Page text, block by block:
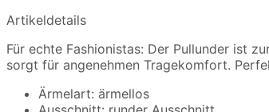
Artikeldetails
Für echte Fashionistas: Der Pullunder ist
sorgt für angenehmen Tragekomfort.
Ärmelart: ärmellos